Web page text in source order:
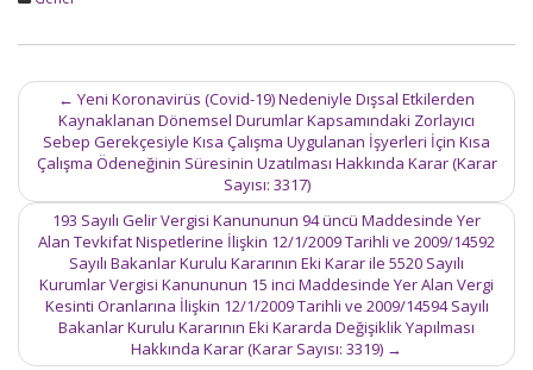
Post
navigation
← Yeni Koronavirüs (Covid-19) Nedeniyle Dışsal Etkilerden
Kaynaklanan Dönemsel Durumlar Kapsamındaki Zorlayıcı
Sebep Gerekçesiyle Kısa Çalışma Uygulanan İşyerleri İçin Kısa
Çalışma Ödeneğinin Süresinin Uzatılması Hakkında Karar (Karar
Sayısı: 3317)
193 Sayılı Gelir Vergisi Kanununun 94 üncü Maddesinde Yer
Alan Tevkifat Nispetlerine İlişkin 12/1/2009 Tarihli ve 2009/14592
Sayılı Bakanlar Kurulu Kararının Eki Karar ile 5520 Sayılı
Kurumlar Vergisi Kanununun 15 inci Maddesinde Yer Alan Vergi
Kesinti Oranlarına İlişkin 12/1/2009 Tarihli ve 2009/14594 Sayılı
Bakanlar Kurulu Kararının Eki Kararda Değişiklik Yapılması
Hakkında Karar (Karar Sayısı: 3319) →